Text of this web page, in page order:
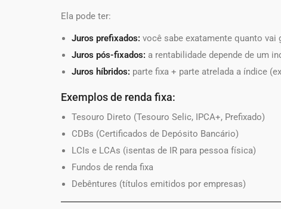
Ela pode ter:
Juros prefixados: você sabe exatamente quanto vai
Juros pós-fixados: a rentabilidade depende de um
Juros híbridos: parte fixa + parte atrelada a índice
Exemplos de renda fixa:
Tesouro Direto (Tesouro Selic, IPCA+, Prefixado)
CDBs (Certificados de Depósito Bancário)
LCIs e LCAs (isentas de IR para pessoa física)
Fundos de renda fixa
Debêntures (títulos emitidos por empresas)